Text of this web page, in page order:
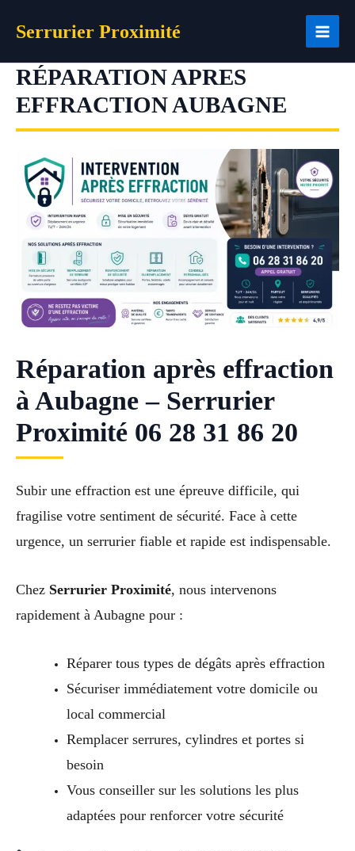
Serrurier Proximité
RÉPARATION APRES
EFFRACTION AUBAGNE
Réparation après effraction
à Aubagne – Serrurier
Proximité 06 28 31 86 20
Subir une effraction est une épreuve difficile, qui
fragilise votre sentiment de sécurité. Face à cette
urgence, un serrurier fiable et rapide est indispensable.
Chez Serrurier Proximité, nous intervenons
rapidement à Aubagne pour :
Réparer tous types de dégâts après effraction
Sécuriser immédiatement votre domicile ou
local commercial
Remplacer serrures, cylindres et portes si
besoin
Vous conseiller sur les solutions les plus
adaptées pour renforcer votre sécurité